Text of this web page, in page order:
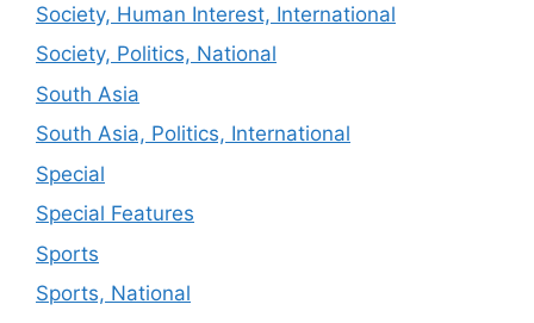
Society, Human Interest, International
Society, Politics, National
South Asia
South Asia, Politics, International
Special
Special Features
Sports
Sports, National